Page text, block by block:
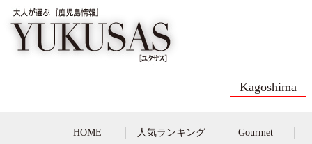
Kagoshima
HOME 人気ランキング Gourmet